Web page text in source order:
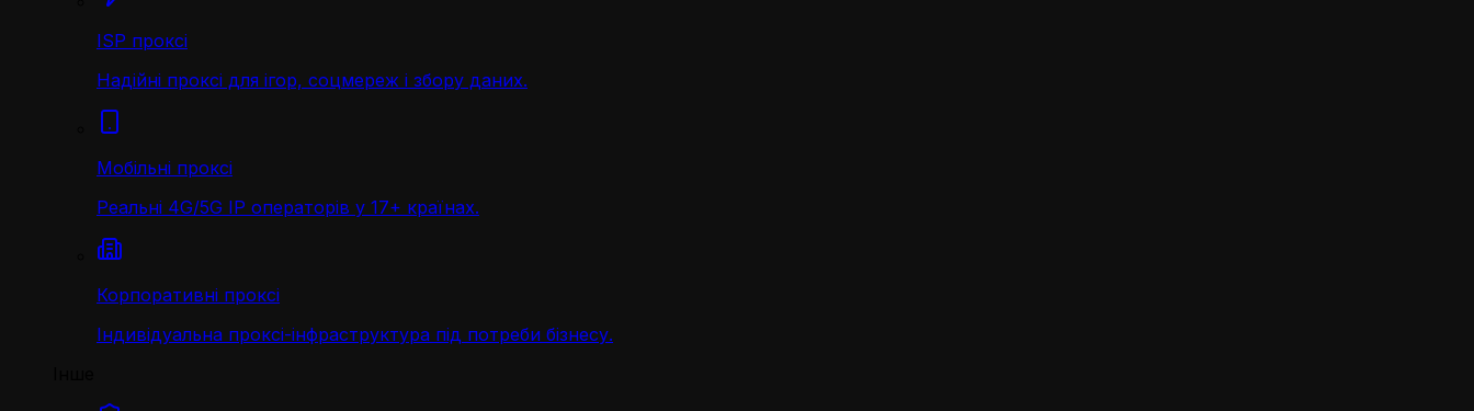
ISP проксі
Надійні проксі для ігор, соцмереж і збору даних.
Мобільні проксі
Реальні 4G/5G IP операторів у 17+ країнах.
Корпоративні проксі
Індивідуальна проксі-інфраструктура під потреби бізнесу.